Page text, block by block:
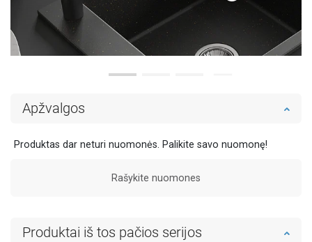
Apžvalgos
Produktas dar neturi nuomonės. Palikite savo nuomonę!
Rašykite nuomones
Produktai iš tos pačios serijos